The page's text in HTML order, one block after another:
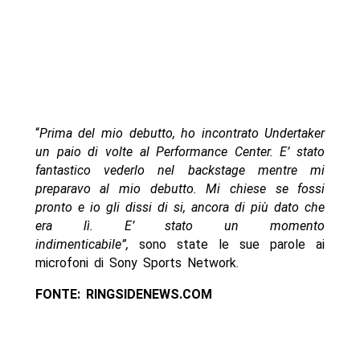
“Prima del mio debutto, ho incontrato Undertaker
un paio di volte al Performance Center. E’ stato
fantastico vederlo nel backstage mentre mi
preparavo al mio debutto. Mi chiese se fossi
pronto e io gli dissi di si, ancora di più dato che
era lì. E’ stato un momento
indimenticabile”, sono state le sue parole ai
microfoni di Sony Sports Network.
FONTE: RINGSIDENEWS.COM